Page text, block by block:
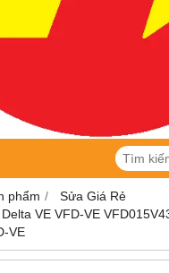
phẩm
Sửa Giá Rẻ
VE VFD-VE
VE